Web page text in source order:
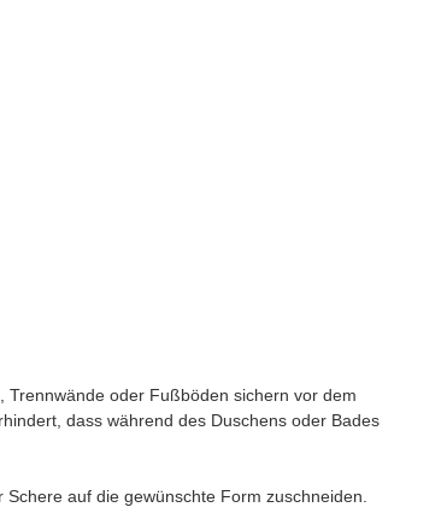
oder Fußböden sichern vor dem
dass während des Duschens oder Bades
auf die gewünschte Form zuschneiden.